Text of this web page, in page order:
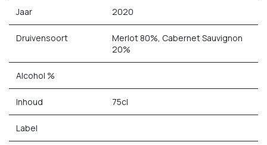
Jaar 2020
Druivensoort
Merlot 80%, Cabernet Sauvignon
20%
Alcohol %
Inhoud 75cl
Label